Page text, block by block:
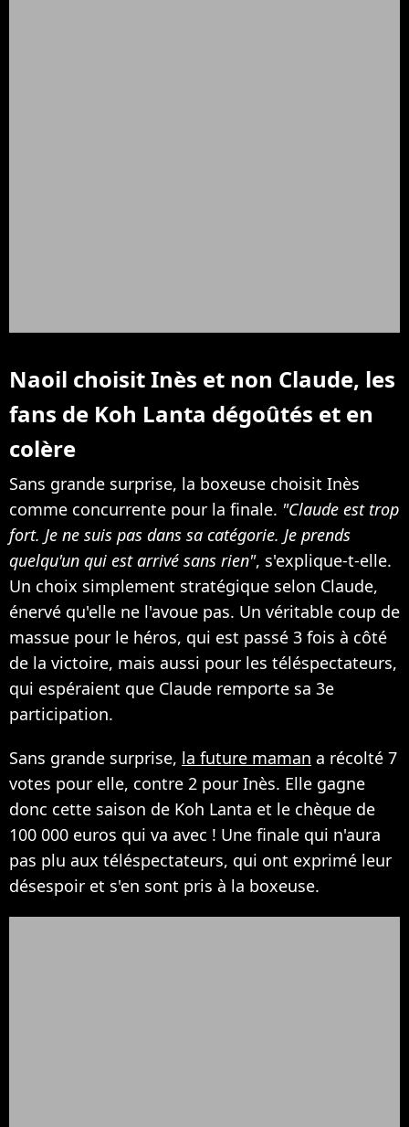
Naoil choisit Inès et non Claude, les
fans de Koh Lanta dégoûtés et en
colère
Sans grande surprise, la boxeuse choisit Inès
comme concurrente pour la finale. "Claude est trop
fort. Je ne suis pas dans sa catégorie. Je prends
quelqu'un qui est arrivé sans rien", s'explique-t-elle.
Un choix simplement stratégique selon Claude,
énervé qu'elle ne l'avoue pas. Un véritable coup de
massue pour le héros, qui est passé 3 fois à côté
de la victoire, mais aussi pour les téléspectateurs,
qui espéraient que Claude remporte sa 3e
participation.
Sans grande surprise, la future maman a récolté 7
votes pour elle, contre 2 pour Inès. Elle gagne
donc cette saison de Koh Lanta et le chèque de
100 000 euros qui va avec ! Une finale qui n'aura
pas plu aux téléspectateurs, qui ont exprimé leur
désespoir et s'en sont pris à la boxeuse.